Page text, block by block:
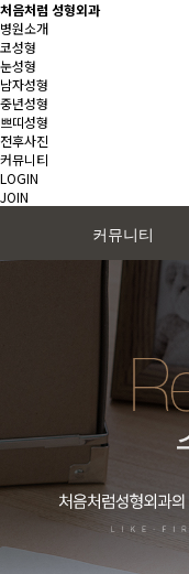
처음처럼 성형외과
병원소개
코성형
눈성형
남자성형
중년성형
쁘띠성형
전후사진
커뮤니티
LOGIN
JOIN
커뮤니티